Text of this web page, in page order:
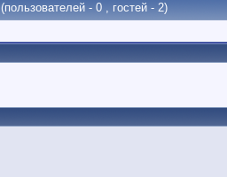
(пользователей - 0 , гостей - 2)